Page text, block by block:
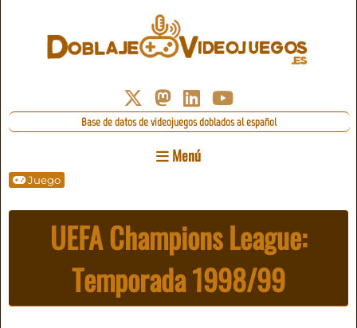
Base de datos de videojuegos doblados al español
Menú
Juego
UEFA Champions League:
Temporada 1998/99